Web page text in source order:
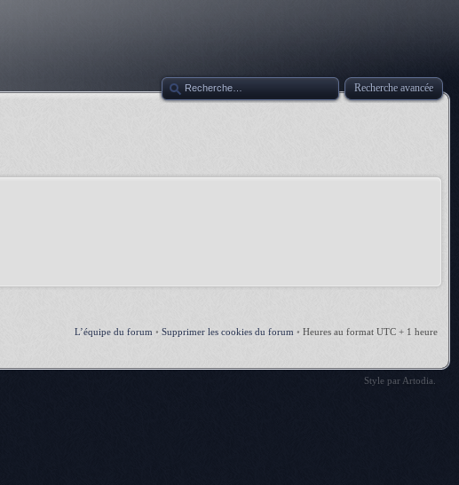
Recherche avancée
L’équipe du forum • Supprimer les cookies du forum • Heures au format UTC + 1 heure
Style par Artodia